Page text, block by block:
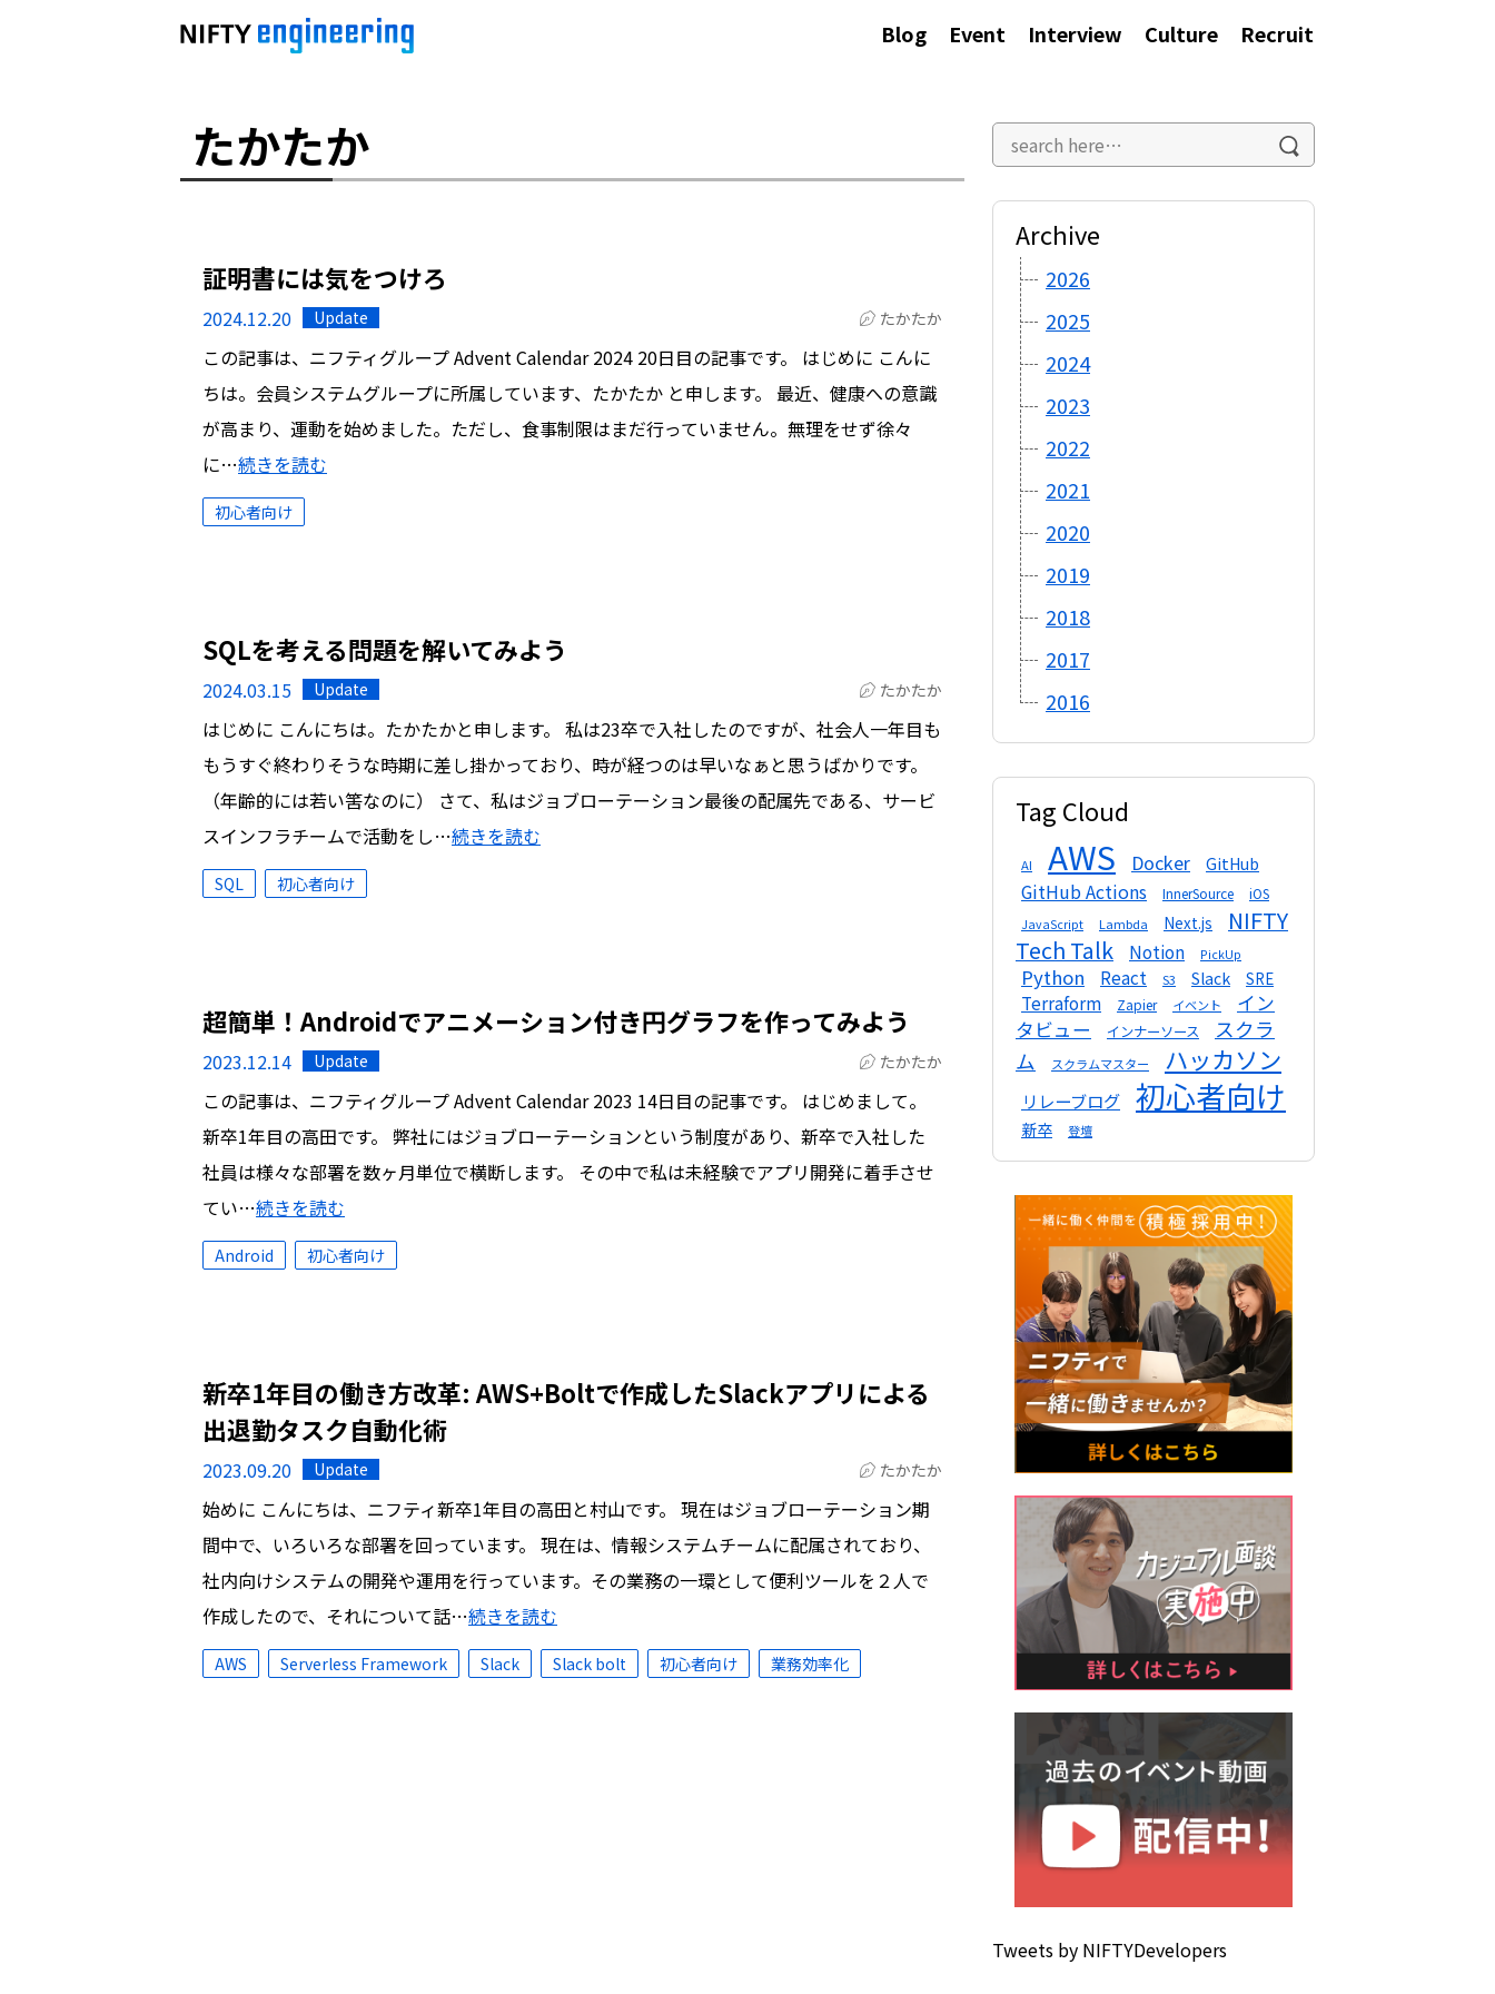
Blog Event Interview Culture Recruit
たかたか
証明書には気をつけろ
2024.12.20 Update たかたか
この記事は、ニフティグループ Advent Calendar 2024 20日目の記事です。 はじめに こんに
ちは。会員システムグループに所属しています、たかたか と申します。 最近、健康への意識
が高まり、運動を始めました。ただし、食事制限はまだ行っていません。無理をせず徐々
に…続きを読む
初心者向け
SQLを考える問題を解いてみよう
2024.03.15 Update たかたか
はじめに こんにちは。たかたかと申します。 私は23卒で入社したのですが、社会人一年目も
もうすぐ終わりそうな時期に差し掛かっており、時が経つのは早いなぁと思うばかりです。
（年齢的には若い筈なのに） さて、私はジョブローテーション最後の配属先である、サービ
スインフラチームで活動をし…続きを読む
SQL 初心者向け
超簡単！Androidでアニメーション付き円グラフを作ってみよう
2023.12.14 Update たかたか
この記事は、ニフティグループ Advent Calendar 2023 14日目の記事です。 はじめまして。
新卒1年目の高田です。 弊社にはジョブローテーションという制度があり、新卒で入社した
社員は様々な部署を数ヶ月単位で横断します。 その中で私は未経験でアプリ開発に着手させ
てい…続きを読む
Android 初心者向け
新卒1年目の働き方改革: AWS+Boltで作成したSlackアプリによる
出退勤タスク自動化術
2023.09.20 Update たかたか
始めに こんにちは、ニフティ新卒1年目の高田と村山です。 現在はジョブローテーション期
間中で、いろいろな部署を回っています。 現在は、情報システムチームに配属されており、
社内向けシステムの開発や運用を行っています。その業務の一環として便利ツールを２人で
作成したので、それについて話…続きを読む
AWS Serverless Framework Slack Slack bolt 初心者向け 業務効率化
Archive
2026
2025
2024
2023
2022
2021
2020
2019
2018
2017
2016
Tag Cloud
AI AWS Docker GitHub
GitHub Actions InnerSource iOS
JavaScript Lambda Next.js
NIFTY
Tech Talk
Notion PickUp
Python React S3 Slack SRE
Terraform Zapier イベント
イン
タビュー
インナーソース
スクラ
ム
スクラムマスター ハッカソン
リレーブログ 初心者向け
新卒 登壇
Tweets by NIFTYDevelopers